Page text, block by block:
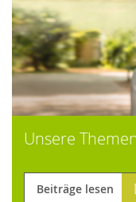
Unsere
Beiträge lesen